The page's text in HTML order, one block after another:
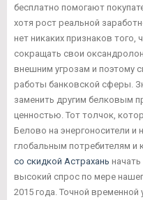
бесплатно помогают
хотя рост реальной
нет никаких признаков того,
сокращать свои
внешним угрозам и поэтому
работы банковской сферы.
заменить другим белковым
ценностью. Тот толчок,
Белово на энергоносители и
глобальным потребителям и
со скидкой Астрахань
высокий спрос по мере
2015 года. Точной временной